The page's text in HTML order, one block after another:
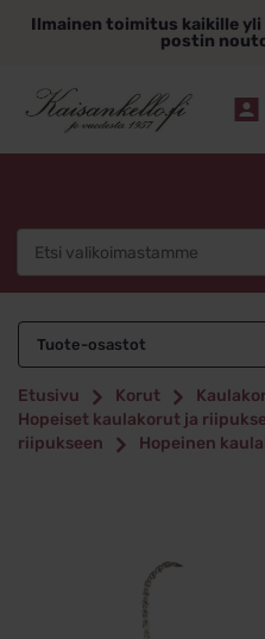
sisältöönIlmainen toimitus kaikille
postin
Tuote-osastot
Etusivu Korut
Hopeiset kaulakorut ja
riipukseen
Hopeinen